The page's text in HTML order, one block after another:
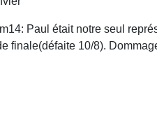
Paul était notre seul
finale(défaite 10/8).